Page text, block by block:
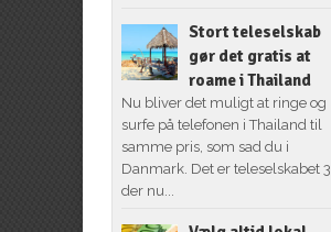
Stort teleselskab
gør det gratis at
roame i Thailand
Nu bliver det muligt at ringe og
surfe på telefonen i Thailand til
samme pris, som sad du i
Danmark. Det er teleselskabet 3,
der nu...